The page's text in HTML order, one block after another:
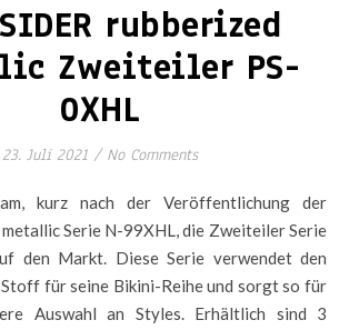
rubberized
Zweiteiler PS-
0XHL
23. Juli 2021 / No Comments
metallic Serie N-99XHL, die Zweiteiler Serie
den Markt. Diese Serie verwendet den
für seine Bikini-Reihe und sorgt so für
Auswahl an Styles. Erhältlich sind 3